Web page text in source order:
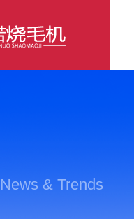
News & Trends